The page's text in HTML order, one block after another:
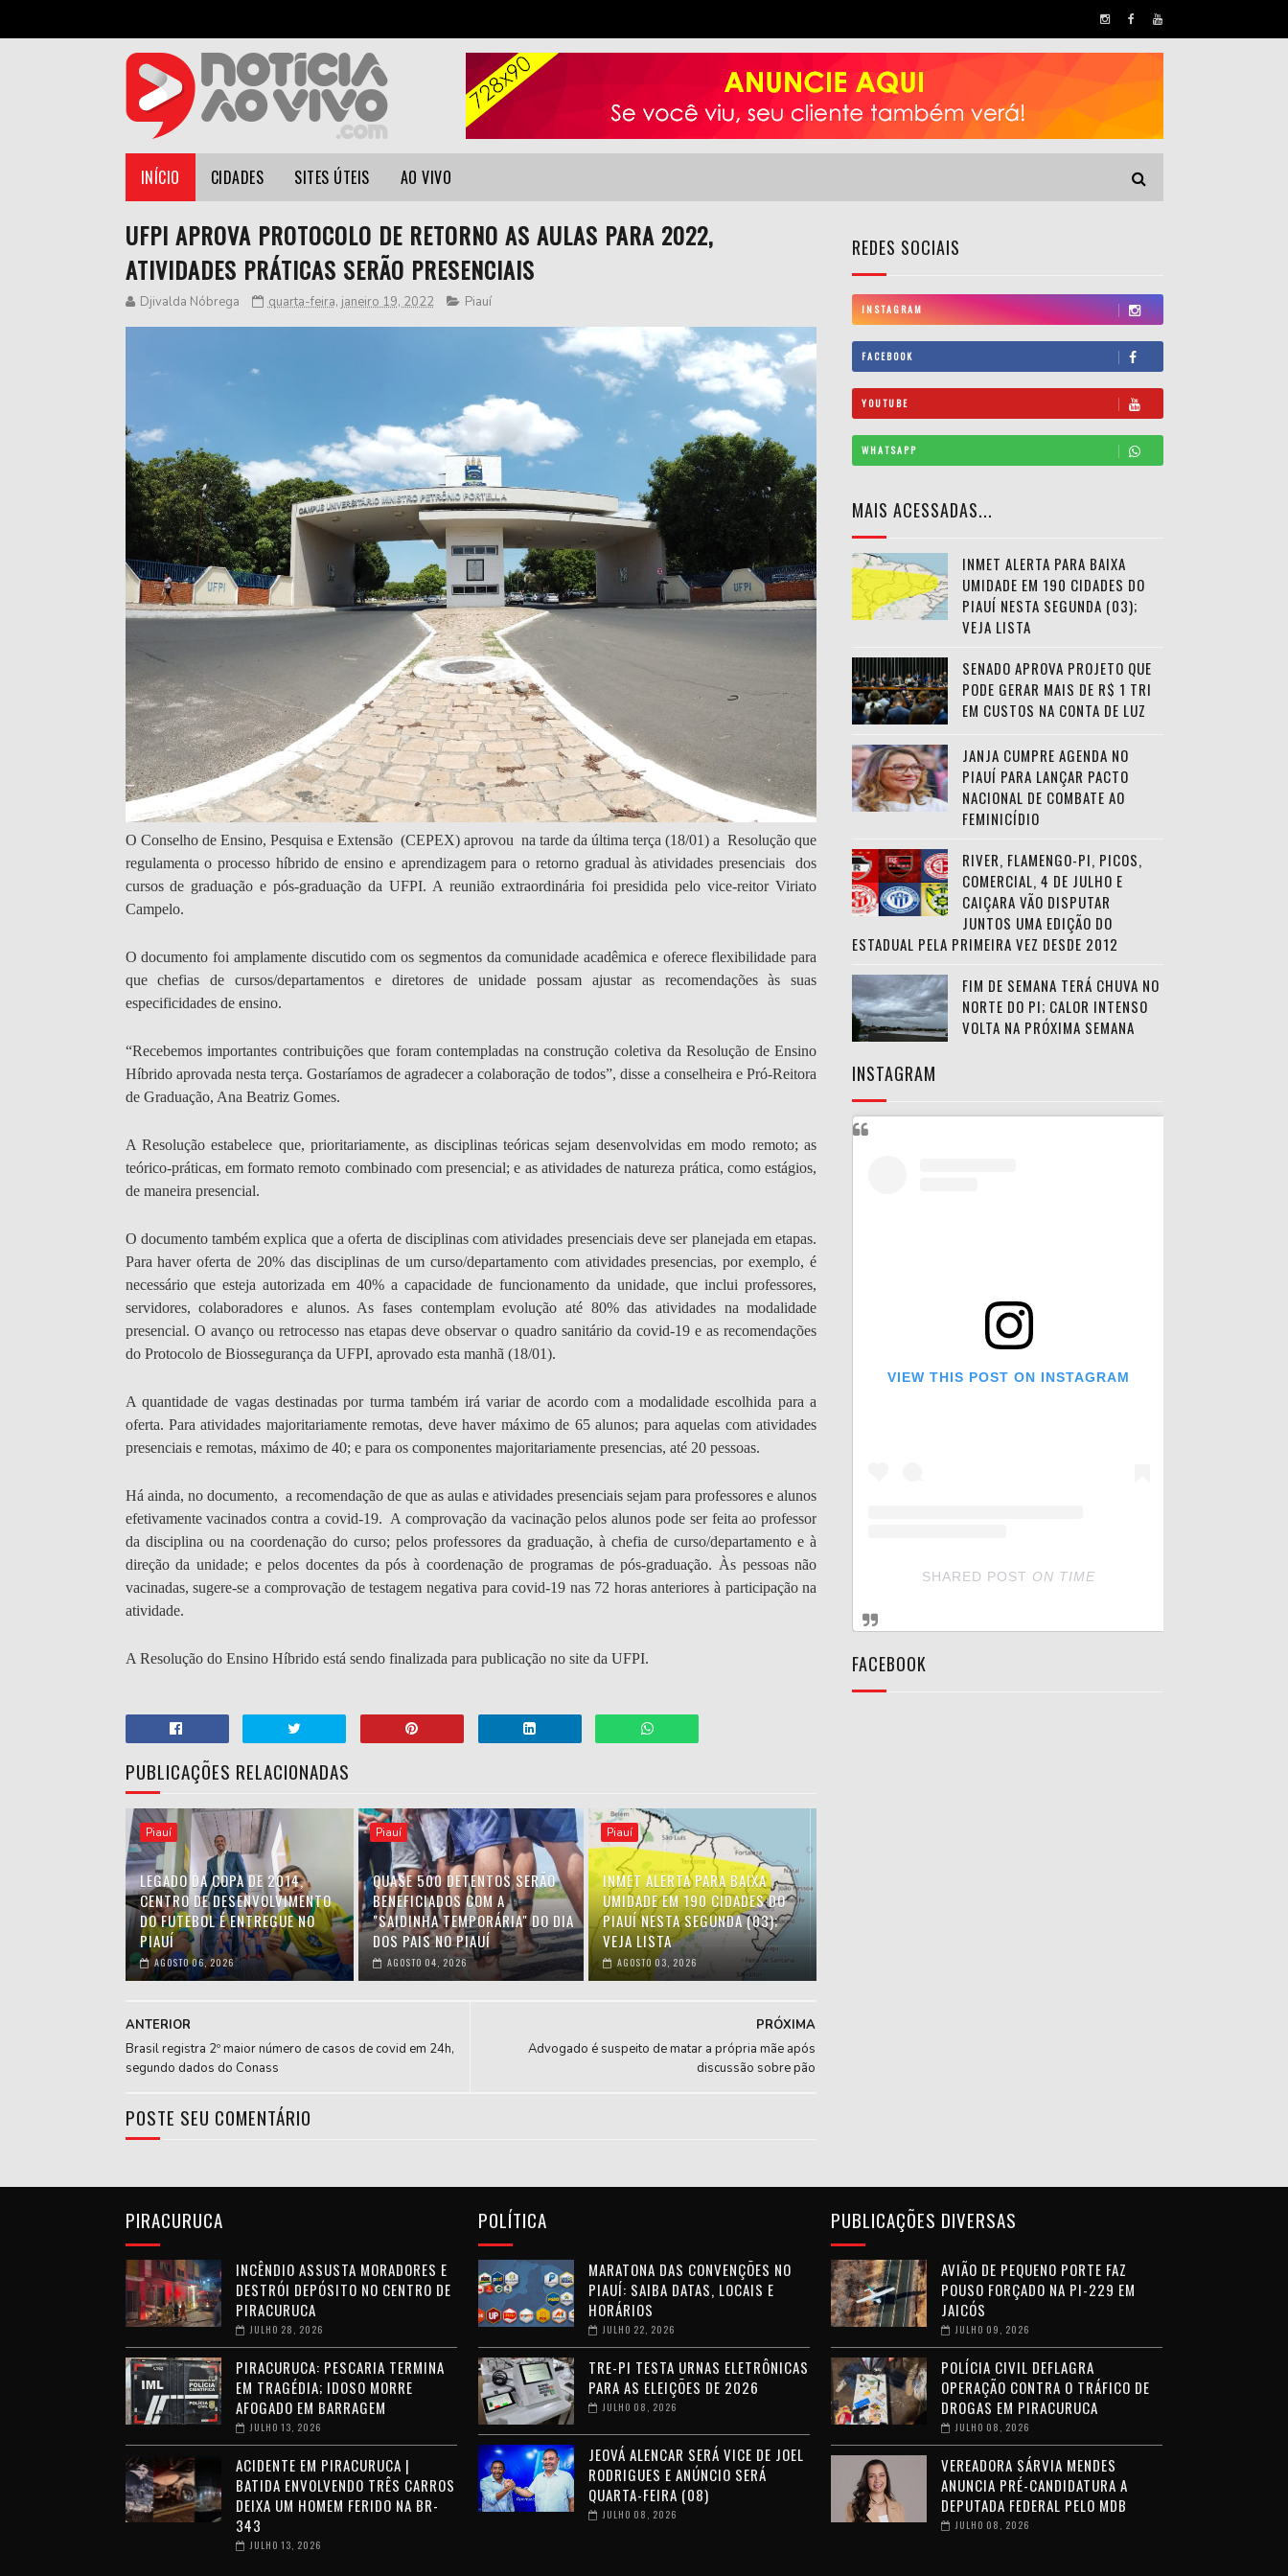
INÍCIO CIDADES SITES ÚTEIS AO VIVO
UFPI APROVA PROTOCOLO DE RETORNO AS AULAS PARA 2022,
ATIVIDADES PRÁTICAS SERÃO PRESENCIAIS
Djivalda Nóbrega quarta-feira, janeiro 19, 2022 Piauí
O Conselho de Ensino, Pesquisa e Extensão (CEPEX) aprovou na tarde da última terça (18/01) aResolução que
regulamenta o processo híbrido de ensino e aprendizagem para o retorno gradual às atividades presenciaisdos
cursos de graduação e pós-graduação da UFPI. A reunião extraordinária foi presidida pelo vice-reitor Viriato
Campelo.
O documento foi amplamente discutido com os segmentos da comunidade acadêmica e oferece flexibilidade para
que chefias de cursos/departamentos e diretores de unidade possam ajustar as recomendações às suas
especificidades de ensino.
“Recebemos importantes contribuições que foram contempladas na construção coletiva da Resolução de Ensino
Híbrido aprovada nesta terça. Gostaríamos de agradecer a colaboração de todos”, disse a conselheira e Pró-Reitora
de Graduação, Ana Beatriz Gomes.
A Resolução estabelece que, prioritariamente, as disciplinas teóricas sejam desenvolvidas em modo remoto; as
teórico-práticas, em formato remoto combinado com presencial; e as atividades de natureza prática, como estágios,
de maneira presencial.
O documento também explica que a oferta de disciplinas com atividades presenciais deve ser planejada em etapas.
Para haver oferta de 20% das disciplinas de um curso/departamento com atividades presencias, por exemplo, é
necessário que esteja autorizada em 40% a capacidade de funcionamento da unidade, que inclui professores,
servidores, colaboradores e alunos. As fases contemplam evolução até 80% das atividades na modalidade
presencial. O avanço ou retrocesso nas etapas deve observar o quadro sanitário da covid-19 e as recomendações
do Protocolo de Biossegurança da UFPI, aprovado esta manhã (18/01).
A quantidade de vagas destinadas por turma também irá variar de acordo com a modalidade escolhida para a
oferta. Para atividades majoritariamente remotas, deve haver máximo de 65 alunos; para aquelas com atividades
presenciais e remotas, máximo de 40; e para os componentes majoritariamente presencias, até 20 pessoas.
Há ainda, no documento, a recomendação de que as aulas e atividades presenciais sejam para professores e alunos
efetivamente vacinados contra a covid-19. A comprovação da vacinação pelos alunos pode ser feita ao professor
da disciplina ou na coordenação do curso; pelos professores da graduação, à chefia de curso/departamento e à
direção da unidade; e pelos docentes da pós à coordenação de programas de pós-graduação. Às pessoas não
vacinadas, sugere-se a comprovação de testagem negativa para covid-19 nas 72 horas anteriores à participação na
atividade.
A Resolução do Ensino Híbrido está sendo finalizada para publicação no site da UFPI.
PUBLICAÇÕES RELACIONADAS
Piauí
LEGADO DA COPA DE 2014,
CENTRO DE DESENVOLVIMENTO
DO FUTEBOL É ENTREGUE NO
PIAUÍ
AGOSTO 06, 2026
Piauí
QUASE 500 DETENTOS SERÃO
BENEFICIADOS COM A
"SAIDINHA TEMPORÁRIA" DO DIA
DOS PAIS NO PIAUÍ
AGOSTO 04, 2026
Piauí
INMET ALERTA PARA BAIXA
UMIDADE EM 190 CIDADES DO
PIAUÍ NESTA SEGUNDA (03);
VEJA LISTA
AGOSTO 03, 2026
PRÓXIMA
Advogado é suspeito de matar a própria mãe após
discussão sobre pão
ANTERIOR
Brasil registra 2º maior número de casos de covid em 24h,
segundo dados do Conass
POSTE SEU COMENTÁRIO
REDES SOCIAIS
INSTAGRAM
FACEBOOK
YOUTUBE
WHATSAPP
MAIS ACESSADAS...
INMET ALERTA PARA BAIXA
UMIDADE EM 190 CIDADES DO
PIAUÍ NESTA SEGUNDA (03);
VEJA LISTA
SENADO APROVA PROJETO QUE
PODE GERAR MAIS DE R$ 1 TRI
EM CUSTOS NA CONTA DE LUZ
JANJA CUMPRE AGENDA NO
PIAUÍ PARA LANÇAR PACTO
NACIONAL DE COMBATE AO
FEMINICÍDIO
RIVER, FLAMENGO-PI, PICOS,
COMERCIAL, 4 DE JULHO E
CAIÇARA VÃO DISPUTAR
JUNTOS UMA EDIÇÃO DO
ESTADUAL PELA PRIMEIRA VEZ DESDE 2012
FIM DE SEMANA TERÁ CHUVA NO
NORTE DO PI; CALOR INTENSO
VOLTA NA PRÓXIMA SEMANA
INSTAGRAM
VIEW THIS POST ON INSTAGRAM
SHARED POST ON TIME
FACEBOOK
PIRACURUCA
INCÊNDIO ASSUSTA MORADORES E
DESTRÓI DEPÓSITO NO CENTRO DE
PIRACURUCA
JULHO 28, 2026
PIRACURUCA: PESCARIA TERMINA
EM TRAGÉDIA; IDOSO MORRE
AFOGADO EM BARRAGEM
JULHO 13, 2026
ACIDENTE EM PIRACURUCA |
BATIDA ENVOLVENDO TRÊS CARROS
DEIXA UM HOMEM FERIDO NA BR-
343
JULHO 13, 2026
POLÍTICA
MARATONA DAS CONVENÇÕES NO
PIAUÍ: SAIBA DATAS, LOCAIS E
HORÁRIOS
JULHO 22, 2026
TRE-PI TESTA URNAS ELETRÔNICAS
PARA AS ELEIÇÕES DE 2026
JULHO 08, 2026
JEOVÁ ALENCAR SERÁ VICE DE JOEL
RODRIGUES E ANÚNCIO SERÁ
QUARTA-FEIRA (08)
JULHO 08, 2026
PUBLICAÇÕES DIVERSAS
AVIÃO DE PEQUENO PORTE FAZ
POUSO FORÇADO NA PI-229 EM
JAICÓS
JULHO 09, 2026
POLÍCIA CIVIL DEFLAGRA
OPERAÇÃO CONTRA O TRÁFICO DE
DROGAS EM PIRACURUCA
JULHO 08, 2026
VEREADORA SÁRVIA MENDES
ANUNCIA PRÉ-CANDIDATURA A
DEPUTADA FEDERAL PELO MDB
JULHO 08, 2026